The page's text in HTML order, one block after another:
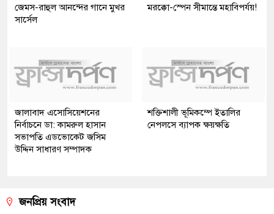
জেমস-রাহুল আনন্দের গানে মুখর
সার্সেল
মরক্কো-স্পেন সীমান্তে মহাবিপর্যয়!
জালাবাদ এসোসিয়েশনের
নির্বাচনে ডা: কামরুল হাসান
সভাপতি এডভোকেট জসিম
উদ্দিন সাধারণ সম্পাদক
শক্তিশালী ভূমিকম্পে ইতালির
নেপলসে ব্যাপক ক্ষয়ক্ষতি
জনপ্রিয় সংবাদ